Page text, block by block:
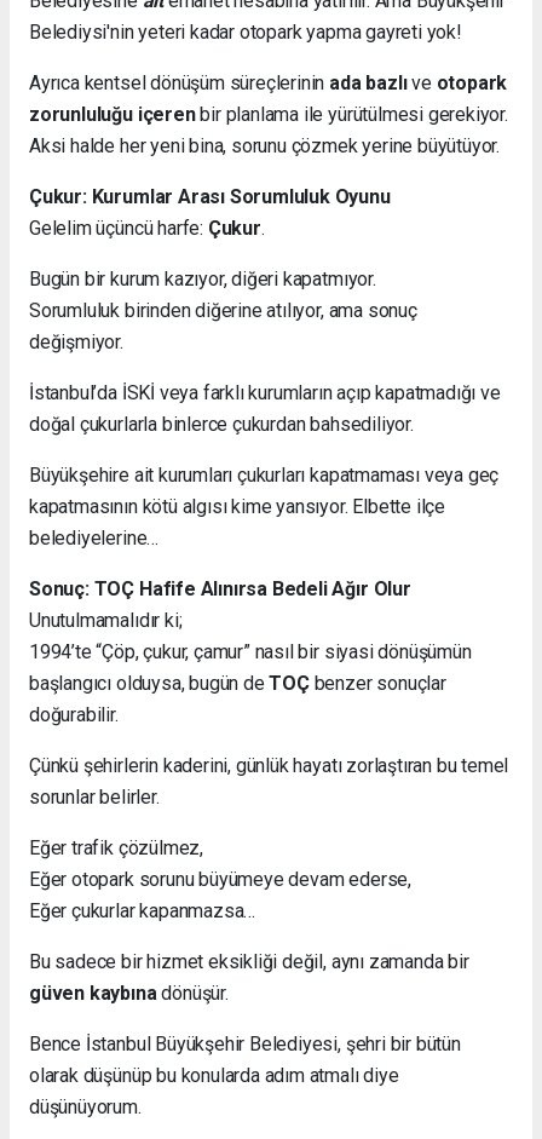
Belediysi'nin yeteri kadar otopark yapma gayreti yok!
Ayrıca kentsel dönüşüm süreçlerinin ada bazlıve otopark
zorunluluğu içerenbir planlama ile yürütülmesi gerekiyor.
Aksi halde her yeni bina, sorunu çözmek yerine büyütüyor.
Çukur: Kurumlar Arası Sorumluluk Oyunu
Gelelim üçüncü harfe: Çukur.
Bugün bir kurum kazıyor, diğeri kapatmıyor.
Sorumluluk birinden diğerine atılıyor, ama sonuç
değişmiyor.
İstanbul’da İSKİ veya farklı kurumların açıp kapatmadığı ve
doğal çukurlarla binlerce çukurdan bahsediliyor.
Büyükşehire ait kurumları çukurları kapatmaması veya geç
kapatmasının kötü algısı kime yansıyor. Elbette ilçe
belediyelerine…
Sonuç: TOÇ Hafife Alınırsa Bedeli Ağır Olur
Unutulmamalıdır ki;
1994’te “Çöp, çukur, çamur” nasıl bir siyasi dönüşümün
başlangıcı olduysa, bugün deTOÇbenzer sonuçlar
doğurabilir.
Çünkü şehirlerin kaderini, günlük hayatı zorlaştıran bu temel
sorunlar belirler.
Eğer trafik çözülmez,
Eğer otopark sorunu büyümeye devam ederse,
Eğer çukurlar kapanmazsa…
Bu sadece bir hizmet eksikliği değil, aynı zamanda bir
güven kaybına dönüşür.
Bence İstanbul Büyükşehir Belediyesi, şehri bir bütün
olarak düşünüp bu konularda adım atmalı diye
düşünüyorum.